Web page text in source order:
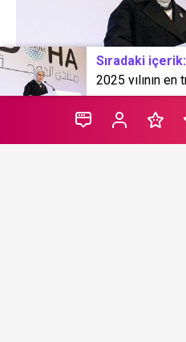
Sıradaki içerik: